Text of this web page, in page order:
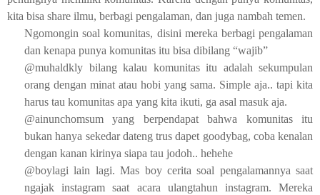
kita bisa share ilmu, berbagi pengalaman, dan juga nambah temen.
Ngomongin soal komunitas, disini mereka berbagi pengalaman
dan kenapa punya komunitas itu bisa dibilang “wajib”
@muhaldkly bilang kalau komunitas itu adalah sekumpulan
orang dengan minat atau hobi yang sama. Simple aja.. tapi kita
harus tau komunitas apa yang kita ikuti, ga asal masuk aja.
@ainunchomsum yang berpendapat bahwa komunitas itu
bukan hanya sekedar dateng trus dapet goodybag, coba kenalan
dengan kanan kirinya siapa tau jodoh.. hehehe
@boylagi lain lagi. Mas boy cerita soal pengalamannya saat
ngajak instagram saat acara ulangtahun instagram. Mereka